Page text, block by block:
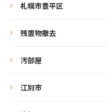
札幌市豊平区
残置物撤去
汚部屋
江別市